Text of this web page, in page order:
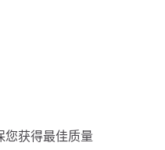
您获得最佳质量